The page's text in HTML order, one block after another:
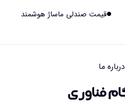
قیمت صندلی ماساژ هوشمند
درباره ما